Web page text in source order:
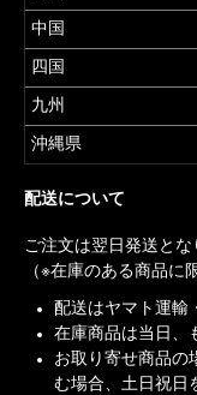
中国
四国
九州
沖縄県
配送について
ご注文は翌日発送とな
（※在庫のある商品に
配送はヤマト運輸
在庫商品は当日、
お取り寄せ商品の
む場合、土日祝日